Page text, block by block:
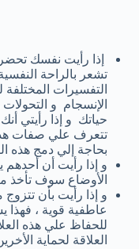
إذا رأيت نفسك
تشعر بالراحة
التفسيرات
الإنسجام و
حياتك و إذا رأيتي
تتعرف علي صفات
بحاجة إلي دمج هذه
و إذا رأيت أن أحدهم
الأوضاع سوف تأخذ
و إذا رأيت بأن
عاطفية قوية ، فهذا
للحفاظ علي هذه
العلاقة لحماية